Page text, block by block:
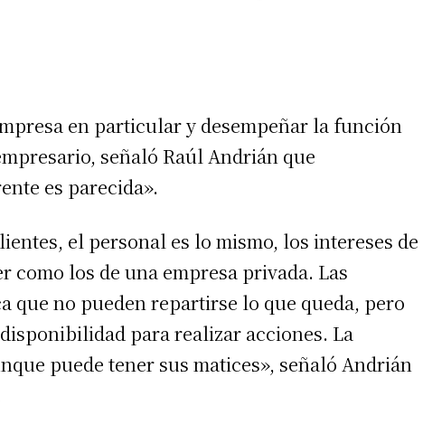
gratis
de correo electrónico*
en particular y desempeñar la función
señaló Raúl Andrián que
es parecida».
el personal es lo mismo, los intereses de
los de una empresa privada. Las
no pueden repartirse lo que queda, pero
para realizar acciones. La
puede tener sus matices», señaló Andrián